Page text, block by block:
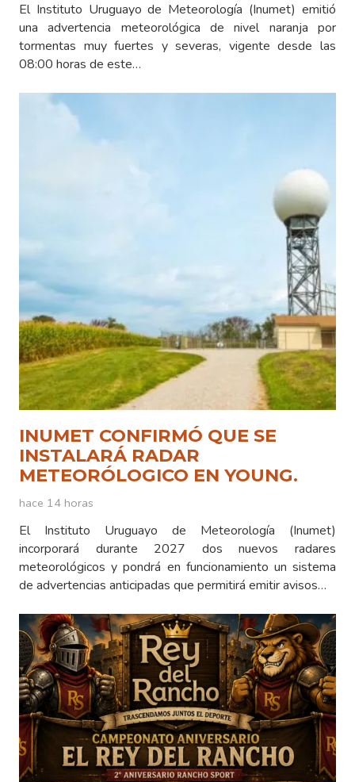
El Instituto Uruguayo de Meteorología (Inumet) emitió
una advertencia meteorológica de nivel naranja por
tormentas muy fuertes y severas, vigente desde las
08:00 horas de este…
INUMET CONFIRMÓ QUE SE
INSTALARÁ RADAR
METEORÓLOGICO EN YOUNG.
hace 14 horas
El Instituto Uruguayo de Meteorología (Inumet)
incorporará durante 2027 dos nuevos radares
meteorológicos y pondrá en funcionamiento un sistema
de advertencias anticipadas que permitirá emitir avisos…